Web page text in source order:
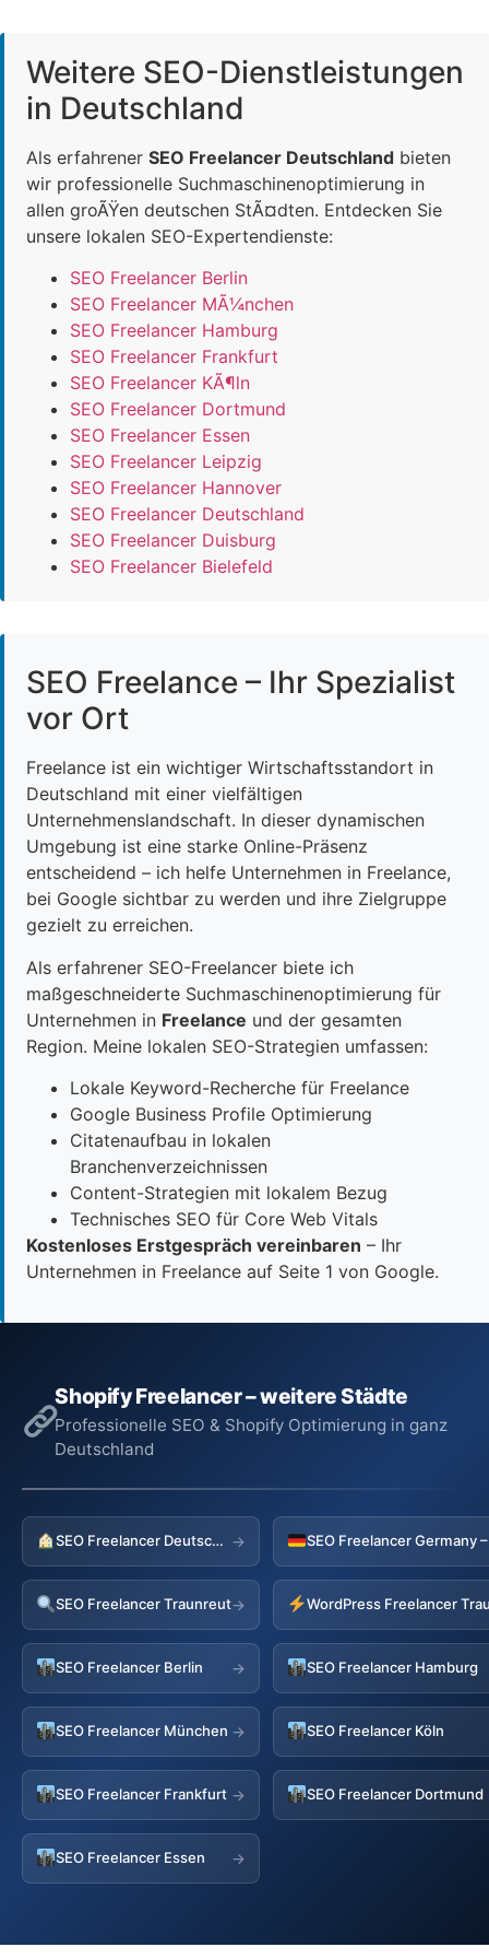
Weitere SEO-Dienstleistungen
in Deutschland
Als erfahrener SEO Freelancer Deutschland bieten
wir professionelle Suchmaschinenoptimierung in
allen groÃŸen deutschen StÃ¤dten. Entdecken Sie
unsere lokalen SEO-Expertendienste:
SEO Freelancer Berlin
SEO Freelancer MÃ¼nchen
SEO Freelancer Hamburg
SEO Freelancer Frankfurt
SEO Freelancer KÃ¶ln
SEO Freelancer Dortmund
SEO Freelancer Essen
SEO Freelancer Leipzig
SEO Freelancer Hannover
SEO Freelancer Deutschland
SEO Freelancer Duisburg
SEO Freelancer Bielefeld
SEO Freelance – Ihr Spezialist
vor Ort
Freelance ist ein wichtiger Wirtschaftsstandort in
Deutschland mit einer vielfältigen
Unternehmenslandschaft. In dieser dynamischen
Umgebung ist eine starke Online-Präsenz
entscheidend – ich helfe Unternehmen in Freelance,
bei Google sichtbar zu werden und ihre Zielgruppe
gezielt zu erreichen.
Als erfahrener SEO-Freelancer biete ich
maßgeschneiderte Suchmaschinenoptimierung für
Unternehmen in Freelance und der gesamten
Region. Meine lokalen SEO-Strategien umfassen:
Lokale Keyword-Recherche für Freelance
Google Business Profile Optimierung
Citatenaufbau in lokalen
Branchenverzeichnissen
Content-Strategien mit lokalem Bezug
Technisches SEO für Core Web Vitals
Kostenloses Erstgespräch vereinbaren – Ihr
Unternehmen in Freelance auf Seite 1 von Google.
Shopify Freelancer – weitere Städte
Professionelle SEO & Shopify Optimierung in ganz
Deutschland
SEO Freelancer Deutschland →
SEO Freelancer Traunreut→ WordPress Freelancer
SEO Freelancer Berlin → SEO Freelancer Hamburg
SEO Freelancer München → SEO Freelancer Köln
SEO Freelancer Frankfurt → SEO Freelancer Dortmund
SEO Freelancer Essen →